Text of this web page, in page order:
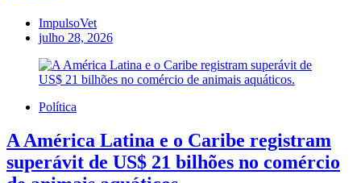
ImpulsoVet
julho 28, 2026
Política
A América Latina e o Caribe registram
superávit de US$ 21 bilhões no comércio